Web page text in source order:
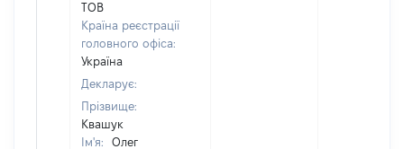
ТОВ
Країна реєстрації
головного офіса:
Україна
Декларує:
Прізвище:
Квашук
Ім'я:
Олег